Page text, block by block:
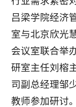
吕梁学院经济
室与北京欣光
会议室联合举
研室主任刘榕
司副总经理邹
教师参加研讨。